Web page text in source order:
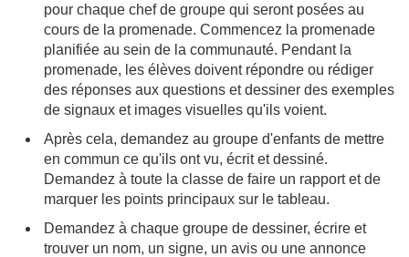
pour chaque chef de groupe qui seront posées au
cours de la promenade. Commencez la promenade
planifiée au sein de la communauté. Pendant la
promenade, les élèves doivent répondre ou rédiger
des réponses aux questions et dessiner des exemples
de signaux et images visuelles qu'ils voient.
Après cela, demandez au groupe d'enfants de mettre
en commun ce qu'ils ont vu, écrit et dessiné.
Demandez à toute la classe de faire un rapport et de
marquer les points principaux sur le tableau.
Demandez à chaque groupe de dessiner, écrire et
trouver un nom, un signe, un avis ou une annonce